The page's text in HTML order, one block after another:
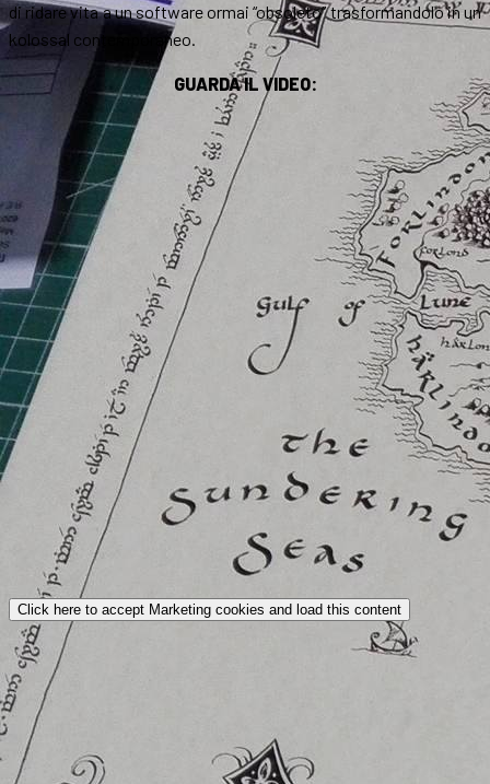
di ridare vita a un software ormai “obsoleto” trasformandolo in un
kolossal contemporaneo.
GUARDA IL VIDEO:
Click here to accept Marketing cookies and load this content